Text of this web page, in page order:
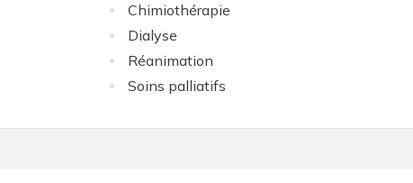
Chimiothérapie
Dialyse
Réanimation
Soins palliatifs